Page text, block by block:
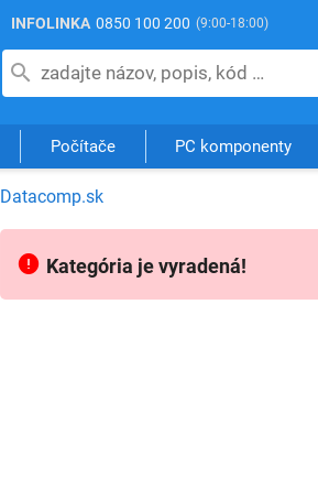
INFOLINKA 0850 100 200 (9:00-18:00)
Počítače PC komponenty
Datacomp.sk
Kategória je vyradená!